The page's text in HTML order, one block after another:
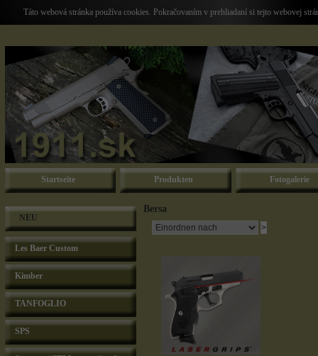
Táto webová stránka používa cookies. Pokračovaním v prehliadaní si tejto webovej
Startseite Produkten Fotogalerie
NEU
Les Baer Custom
Kimber
TANFOGLIO
SPS
Bersa